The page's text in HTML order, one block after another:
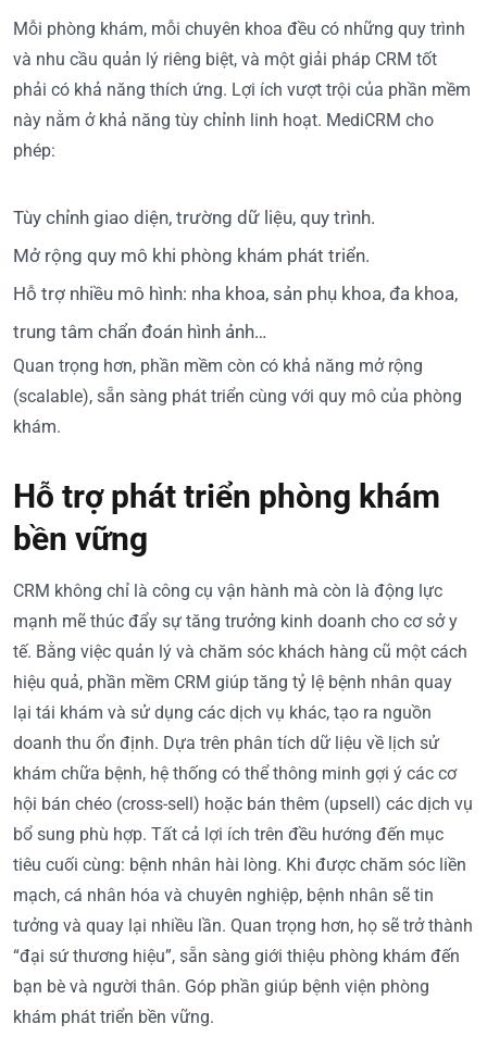
Mỗi phòng khám, mỗi chuyên khoa đều có những quy trình
và nhu cầu quản lý riêng biệt, và một giải pháp CRM tốt
phải có khả năng thích ứng. Lợi ích vượt trội của phần mềm
này nằm ở khả năng tùy chỉnh linh hoạt. MediCRM cho
phép:
Tùy chỉnh giao diện, trường dữ liệu, quy trình.
Mở rộng quy mô khi phòng khám phát triển.
Hỗ trợ nhiều mô hình: nha khoa, sản phụ khoa, đa khoa,
trung tâm chẩn đoán hình ảnh…
Quan trọng hơn, phần mềm còn có khả năng mở rộng
(scalable), sẵn sàng phát triển cùng với quy mô của phòng
khám.
Hỗ trợ phát triển phòng khám
bền vững
CRM không chỉ là công cụ vận hành mà còn là động lực
mạnh mẽ thúc đẩy sự tăng trưởng kinh doanh cho cơ sở y
tế. Bằng việc quản lý và chăm sóc khách hàng cũ một cách
hiệu quả, phần mềm CRM giúp tăng tỷ lệ bệnh nhân quay
lại tái khám và sử dụng các dịch vụ khác, tạo ra nguồn
doanh thu ổn định. Dựa trên phân tích dữ liệu về lịch sử
khám chữa bệnh, hệ thống có thể thông minh gợi ý các cơ
hội bán chéo (cross-sell) hoặc bán thêm (upsell) các dịch vụ
bổ sung phù hợp. Tất cả lợi ích trên đều hướng đến mục
tiêu cuối cùng: bệnh nhân hài lòng. Khi được chăm sóc liền
mạch, cá nhân hóa và chuyên nghiệp, bệnh nhân sẽ tin
tưởng và quay lại nhiều lần. Quan trọng hơn, họ sẽ trở thành
“đại sứ thương hiệu”, sẵn sàng giới thiệu phòng khám đến
bạn bè và người thân. Góp phần giúp bệnh viện phòng
khám phát triển bền vững.